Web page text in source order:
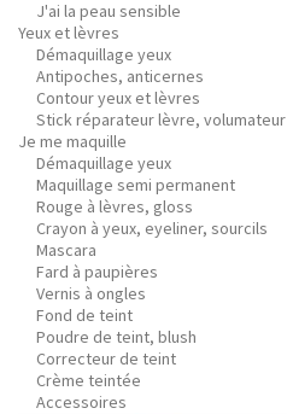
J'ai la peau sensible
Yeux et lèvres
Démaquillage yeux
Antipoches, anticernes
Contour yeux et lèvres
Stick réparateur lèvre, volumateur
Je me maquille
Démaquillage yeux
Maquillage semi permanent
Rouge à lèvres, gloss
Crayon à yeux, eyeliner, sourcils
Mascara
Fard à paupières
Vernis à ongles
Fond de teint
Poudre de teint, blush
Correcteur de teint
Crème teintée
Accessoires